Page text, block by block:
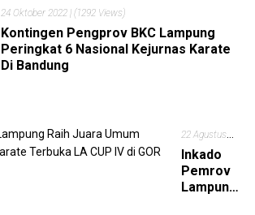
24 Oktober 2022 | (1292 Views)
Kontingen Pengprov BKC Lampung
Peringkat 6 Nasional Kejurnas Karate
Di Bandung
22 Agustus
2022| (1173
Views)
Inkado
Pemrov
Lampung